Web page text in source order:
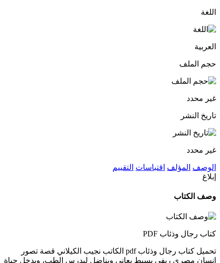
اللغة
العربية
حجم الملف
غير محدد
تاريخ النشر
غير محدد
الوصف المؤلف اقتباسات التقييم
إبلاغ
وصف الكتاب
كتاب رجال وذئاب PDF
تحميل كتاب رجال وذئاب pdf الكاتب نجيب الكيلاني قصة تصور
إنسان مصري ريفي بسيط يعاني ويناضل ليدرس الطب، ويدخل حياة